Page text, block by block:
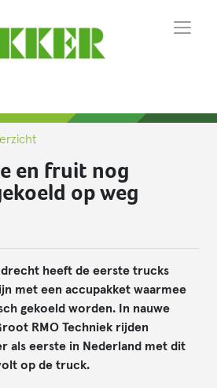
en fruit nog
op weg
heeft de eerste trucks
met een accupakket waarmee
gekoeld worden. In nauwe
RMO Techniek rijden
als eerste in Nederland met dit
op de truck.